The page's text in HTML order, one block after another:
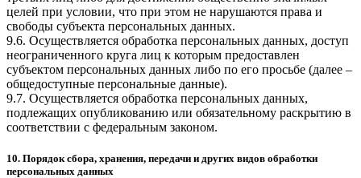
целей при условии, что при этом не нарушаются права и
свободы субъекта персональных данных.
9.6. Осуществляется обработка персональных данных, доступ
неограниченного круга лиц к которым предоставлен
субъектом персональных данных либо по его просьбе (далее –
общедоступные персональные данные).
9.7. Осуществляется обработка персональных данных,
подлежащих опубликованию или обязательному раскрытию в
соответствии с федеральным законом.
10. Порядок сбора, хранения, передачи и других видов обработки
персональных данных